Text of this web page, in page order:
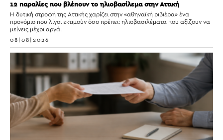
12 παραλίες που βλέπουν το ηλιοβασίλεμα στην Αττική
Η δυτική στροφή της Αττικής χαρίζει στην «αθηναϊκή ριβιέρα» ένα
προνόμιο που λίγοι εκτιμούν όσο πρέπει: ηλιοβασιλέματα που αξίζουν να
μείνεις μέχρι αργά.
08|08|2026